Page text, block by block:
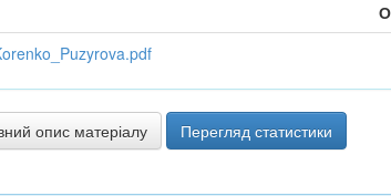
опис матеріалу Перегляд статистики